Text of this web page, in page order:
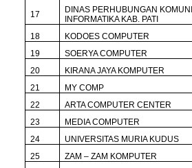
17
DINAS PERHUBUNGAN
INFORMATIKA KAB. PATI
18
KODOES COMPUTER
19
SOERYA COMPUTER
20
KIRANA JAYA KOMPUTER
21
MY COMP
22
ARTA COMPUTER CENTER
23
MEDIA COMPUTER
24
UNIVERSITAS MURIA KUDUS
25
ZAM – ZAM KOMPUTER